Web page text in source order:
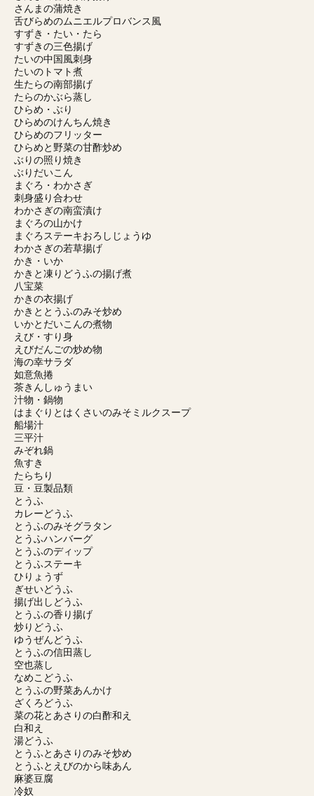
さんまの蒲焼き
舌びらめのムニエルプロバンス風
すずき・たい・たら
すずきの三色揚げ
たいの中国風刺身
たいのトマト煮
生たらの南部揚げ
たらのかぶら蒸し
ひらめ・ぶり
ひらめのけんちん焼き
ひらめのフリッター
ひらめと野菜の甘酢炒め
ぶりの照り焼き
ぶりだいこん
まぐろ・わかさぎ
刺身盛り合わせ
わかさぎの南蛮漬け
まぐろの山かけ
まぐろステーキおろしじょうゆ
わかさぎの若草揚げ
かき・いか
かきと凍りどうふの揚げ煮
八宝菜
かきの衣揚げ
かきととうふのみそ炒め
いかとだいこんの煮物
えび・すり身
えびだんごの炒め物
海の幸サラダ
如意魚捲
茶きんしゅうまい
汁物・鍋物
はまぐりとはくさいのみそミルクスープ
船場汁
三平汁
みぞれ鍋
魚すき
たらちり
豆・豆製品類
とうふ
カレーどうふ
とうふのみそグラタン
とうふハンバーグ
とうふのディップ
とうふステーキ
ひりょうず
ぎせいどうふ
揚げ出しどうふ
とうふの香り揚げ
炒りどうふ
ゆうぜんどうふ
とうふの信田蒸し
空也蒸し
なめこどうふ
とうふの野菜あんかけ
ざくろどうふ
菜の花とあさりの白酢和え
白和え
湯どうふ
とうふとあさりのみそ炒め
とうふとえびのから味あん
麻婆豆腐
冷奴